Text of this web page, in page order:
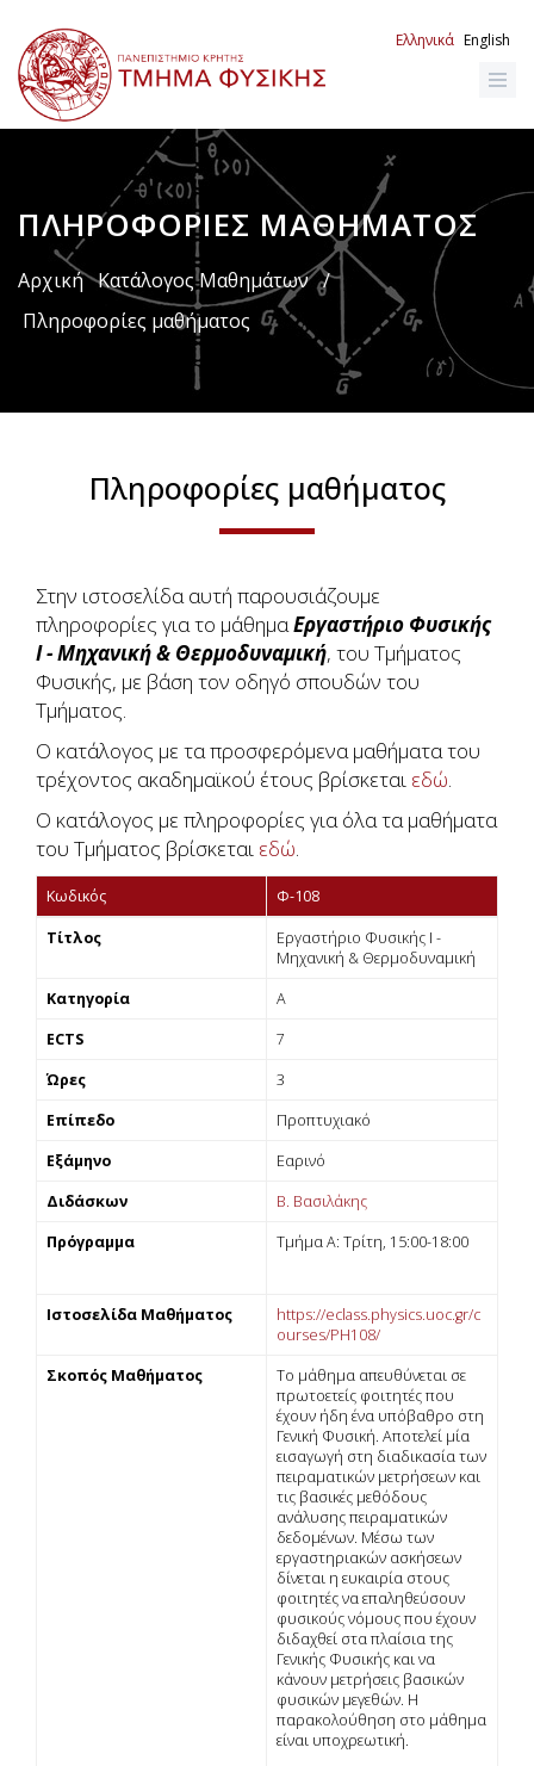
προς
το
κυρίως
περιεχόμενο
Ελληνικά English
ΠΛΗΡΟΦΟΡΊΕΣ ΜΑΘΉΜΑΤΟΣ
Breadcrumb
Αρχική Κατάλογος Μαθημάτων /
Πληροφορίες μαθήματος
Πληροφορίες μαθήματος
Στην ιστοσελίδα αυτή παρουσιάζουμε
πληροφορίες για το μάθημαΕργαστήριο Φυσικής
Ι - Μηχανική & Θερμοδυναμική, του Τμήματος
Φυσικής, με βάση τον οδηγό σπουδών του
Τμήματος.
Ο κατάλογος με τα προσφερόμενα μαθήματα του
τρέχοντος ακαδημαϊκού έτους βρίσκεται εδώ.
Ο κατάλογος με πληροφορίες για όλα τα μαθήματα
του Τμήματος βρίσκεται εδώ.
Κωδικός Φ-108
Τίτλος
Εργαστήριο Φυσικής Ι -
Μηχανική & Θερμοδυναμική
Κατηγορία
Α
ECTS
7
Ώρες
3
Επίπεδο
Προπτυχιακό
Εξάμηνο
Εαρινό
Διδάσκων
Β. Βασιλάκης
Πρόγραμμα
Τμήμα Α: Τρίτη, 15:00-18:00
Ιστοσελίδα Μαθήματος
https://eclass.physics.uoc.gr/c
ourses/PH108/
Σκοπός Μαθήματος
Tο µάθηµα απευθύνεται σε
πρωτοετείς φοιτητές που
έχουν ήδη ένα υπόβαθρο στη
Γενική Φυσική. Αποτελεί µία
εισαγωγή στη διαδικασία των
πειραµατικών µετρήσεων και
τις βασικές µεθόδους
ανάλυσης πειραµατικών
δεδοµένων. Μέσω των
εργαστηριακών ασκήσεων
δίνεται η ευκαιρία στους
φοιτητές να επαληθεύσουν
φυσικούς νόµους που έχουν
διδαχθεί στα πλαίσια της
Γενικής Φυσικής και να
κάνουν µετρήσεις βασικών
φυσικών µεγεθών. Η
παρακολούθηση στο µάθηµα
είναι υποχρεωτική.